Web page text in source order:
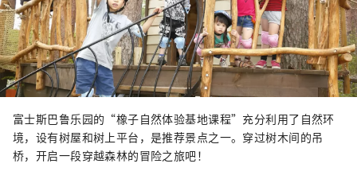
富士斯巴鲁乐园的“橡子自然体验基地课程”充分利用了自然环
境，设有树屋和树上平台，是推荐景点之一。穿过树木间的吊
桥，开启一段穿越森林的冒险之旅吧！